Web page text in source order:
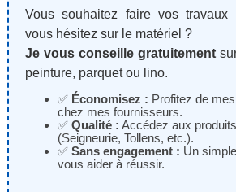
Vous souhaitez faire vos travaux
vous hésitez sur le matériel ?
Je vous conseille gratuitement
peinture, parquet ou lino.
✅ Économisez : Profitez de
chez mes fournisseurs.
✅ Qualité : Accédez aux
(Seigneurie, Tollens, etc.).
✅ Sans engagement : Un
vous aider à réussir.